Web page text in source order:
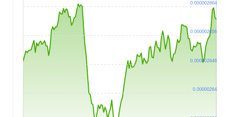
0.00000264
0.000002648
0.000002656
0.000002664